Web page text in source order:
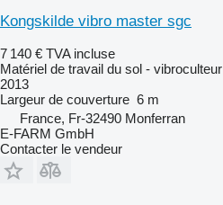
Kongskilde vibro master sgc
7 140 € TVA incluse
Matériel de travail du sol - vibroculteur
2013
Largeur de couverture 6 m
France, Fr-32490 Monferran
E-FARM GmbH
Contacter le vendeur